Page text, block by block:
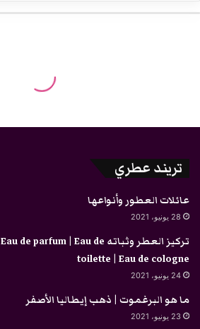
تريند عطري
عائلات العطور وأنواعها
28 يونيو، 2021
تركيز العطر وثباته Eau de parfum | Eau de
toilette | Eau de cologne
24 يونيو، 2021
ما هو البرغموت | ذهب إيطاليا الأصفر
23 يونيو، 2021